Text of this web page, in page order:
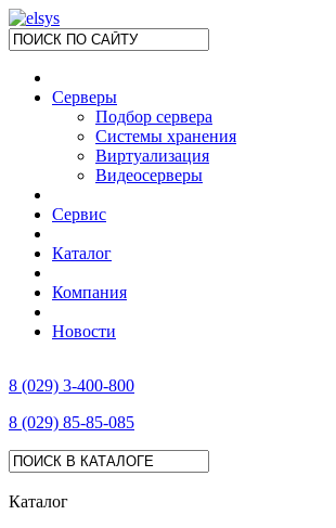
Серверы
Подбор сервера
Системы хранения
Виртуализация
Видеосерверы
Сервис
Каталог
Компания
Новости
8 (029) 3-400-800
8 (029) 85-85-085
Каталог